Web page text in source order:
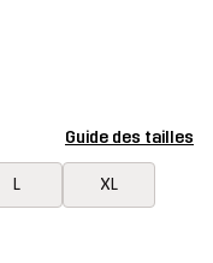
Guide des tailles
L XL